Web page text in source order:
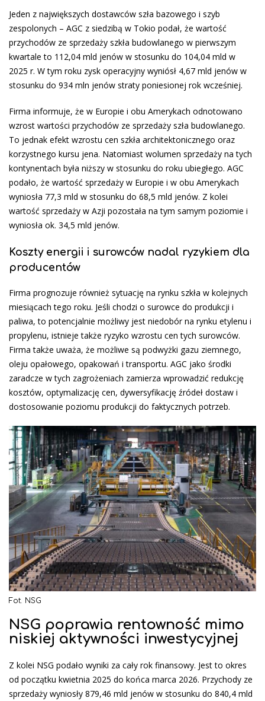
Jeden z największych dostawców szła bazowego i szyb
zespolonych – AGC z siedzibą w Tokio podał, że wartość
przychodów ze sprzedaży szkła budowlanego w pierwszym
kwartale to 112,04 mld jenów w stosunku do 104,04 mld w
2025 r. W tym roku zysk operacyjny wyniósł 4,67 mld jenów w
stosunku do 934 mln jenów straty poniesionej rok wcześniej.
Firma informuje, że w Europie i obu Amerykach odnotowano
wzrost wartości przychodów ze sprzedaży szła budowlanego.
To jednak efekt wzrostu cen szkła architektonicznego oraz
korzystnego kursu jena. Natomiast wolumen sprzedaży na tych
kontynentach była niższy w stosunku do roku ubiegłego. AGC
podało, że wartość sprzedaży w Europie i w obu Amerykach
wyniosła 77,3 mld w stosunku do 68,5 mld jenów. Z kolei
wartość sprzedaży w Azji pozostała na tym samym poziomie i
wyniosła ok. 34,5 mld jenów.
Koszty energii i surowców nadal ryzykiem dla
producentów
Firma prognozuje również sytuację na rynku szkła w kolejnych
miesiącach tego roku. Jeśli chodzi o surowce do produkcji i
paliwa, to potencjalnie możliwy jest niedobór na rynku etylenu i
propylenu, istnieje także ryzyko wzrostu cen tych surowców.
Firma także uważa, że możliwe są podwyżki gazu ziemnego,
oleju opałowego, opakowań i transportu. AGC jako środki
zaradcze w tych zagrożeniach zamierza wprowadzić redukcję
kosztów, optymalizację cen, dywersyfikację źródeł dostaw i
dostosowanie poziomu produkcji do faktycznych potrzeb.
Fot. NSG
NSG poprawia rentowność mimo
niskiej aktywności inwestycyjnej
Z kolei NSG podało wyniki za cały rok finansowy. Jest to okres
od początku kwietnia 2025 do końca marca 2026. Przychody ze
sprzedaży wyniosły 879,46 mld jenów w stosunku do 840,4 mld